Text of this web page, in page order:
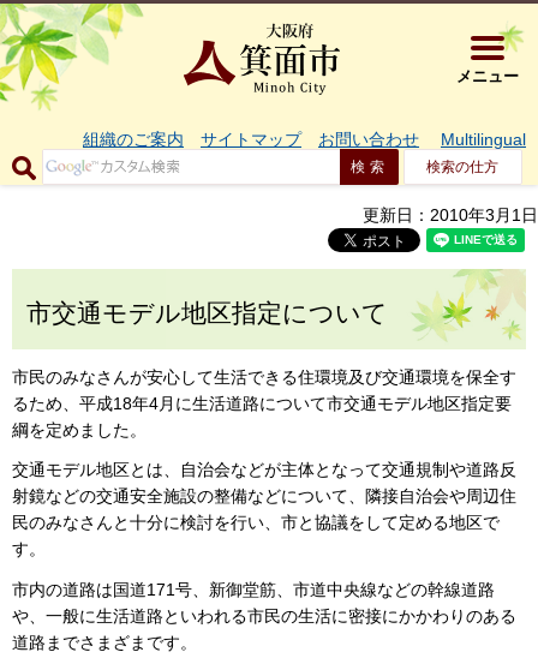
大阪府箕
メニュー
組織のご案内 サイトマップ お問い合わせ Multilingual
検索の仕方
更新日：2010年3月1日
市交通モデル地区指定について
市民のみなさんが安心して生活できる住環境及び交通環境を保全す
るため、平成18年4月に生活道路について市交通モデル地区指定要
綱を定めました。
交通モデル地区とは、自治会などが主体となって交通規制や道路反
射鏡などの交通安全施設の整備などについて、隣接自治会や周辺住
民のみなさんと十分に検討を行い、市と協議をして定める地区で
す。
市内の道路は国道171号、新御堂筋、市道中央線などの幹線道路
や、一般に生活道路といわれる市民の生活に密接にかかわりのある
道路までさまざまです。